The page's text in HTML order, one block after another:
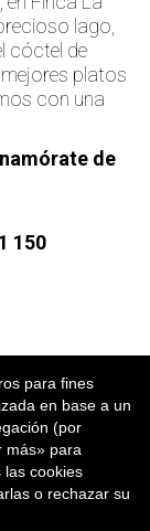
lago,
cóctel de
platos
con una
de
150
para fines
en base a un
(por
más» para
las cookies
o rechazar su